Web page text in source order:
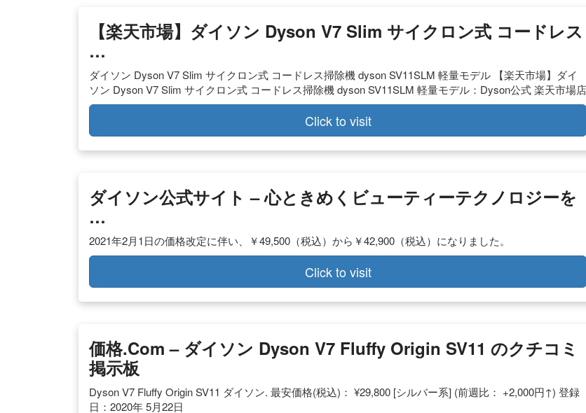
【楽天市場】ダイソン Dyson V7 Slim サイクロン式 コードレス
…
ダイソン Dyson V7 Slim サイクロン式 コードレス掃除機 dyson SV11SLM 軽量モデル 【楽天市場】ダイ
ソン Dyson V7 Slim サイクロン式 コードレス掃除機 dyson SV11SLM 軽量モデル：Dyson公式 楽天市場店
Click to visit
ダイソン公式サイト – 心ときめくビューティーテクノロジーを
…
2021年2月1日の価格改定に伴い、￥49,500（税込）から￥42,900（税込）になりました。
Click to visit
価格.com – ダイソン Dyson V7 Fluffy Origin SV11 のクチコミ
掲示板
Dyson V7 Fluffy Origin SV11 ダイソン. 最安価格(税込)： ¥29,800 [シルバー系] (前週比： +2,000円↑) 登録
日：2020年 5月22日